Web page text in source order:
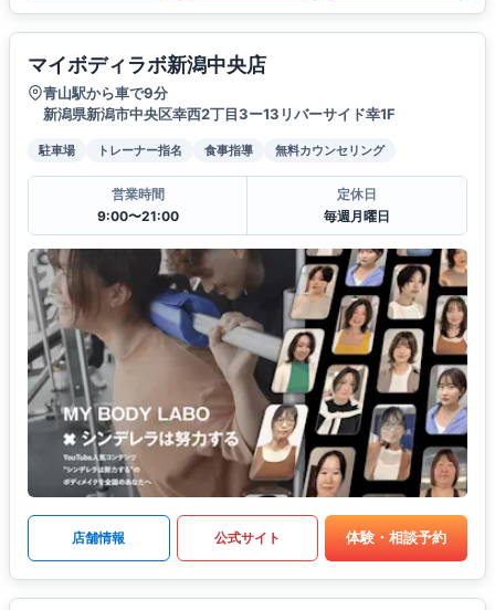
マイボディラボ新潟中央店
青山駅から車で9分
新潟県新潟市中央区幸西2丁目3ー13リバーサイド幸1F
駐車場 トレーナー指名 食事指導 無料カウンセリング
営業時間
9:00〜21:00
定休日
毎週月曜日
店舗情報 公式サイト 体験・相談予約